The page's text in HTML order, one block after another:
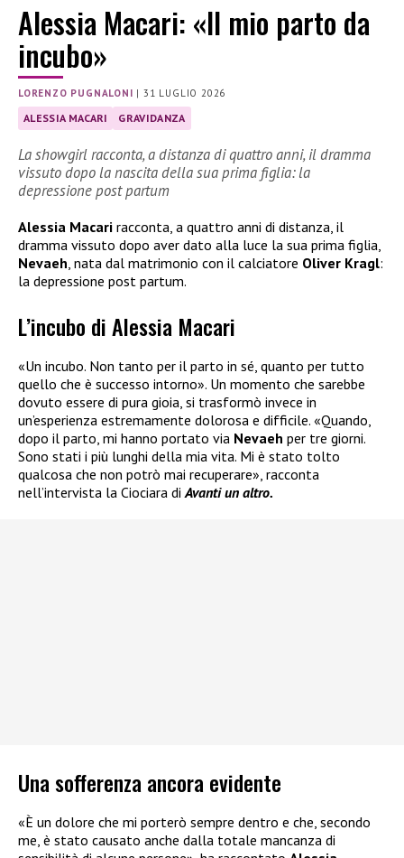
Alessia Macari: «Il mio parto da
incubo»
LORENZO PUGNALONI |31 LUGLIO 2026
ALESSIA MACARI GRAVIDANZA
La showgirl racconta, a distanza di quattro anni, il dramma
vissuto dopo la nascita della sua prima figlia: la
depressione post partum
Alessia Macari racconta, a quattro anni di distanza, il
dramma vissuto dopo aver dato alla luce la sua prima figlia,
Nevaeh , nata dal matrimonio con il calciatore Oliver Kragl:
la depressione post partum.
L’incubo di Alessia Macari
«Un incubo. Non tanto per il parto in sé, quanto per tutto
quello che è successo intorno». Un momento che sarebbe
dovuto essere di pura gioia, si trasformò invece in
un’esperienza estremamente dolorosa e difficile. «Quando,
dopo il parto, mi hanno portato via Nevaeh per tre giorni.
Sono stati i più lunghi della mia vita. Mi è stato tolto
qualcosa che non potrò mai recuperare», racconta
nell’intervista la Ciociara diAvanti un altro.
Una sofferenza ancora evidente
«È un dolore che mi porterò sempre dentro e che, secondo
me, è stato causato anche dalla totale mancanza di